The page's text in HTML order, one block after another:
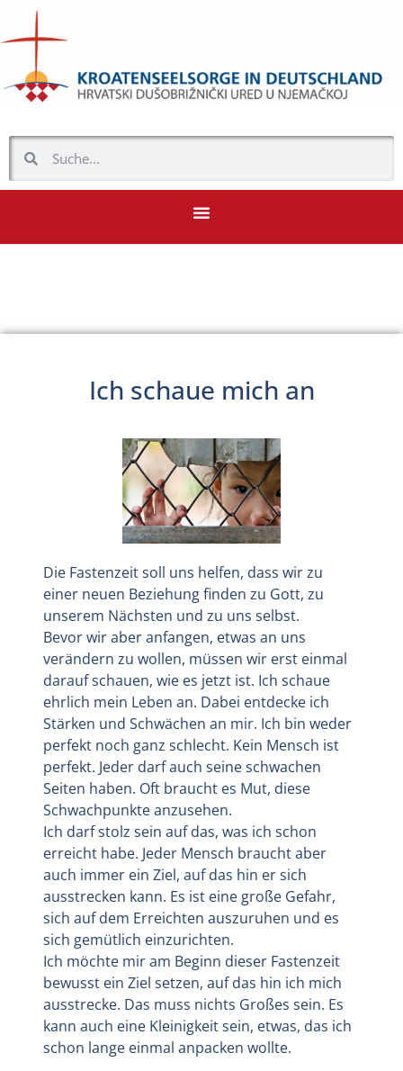
Ich schaue mich an
Die Fastenzeit soll uns helfen, dass wir zu
einer neuen Beziehung finden zu Gott, zu
unserem Nächsten und zu uns selbst.
Bevor wir aber anfangen, etwas an uns
verändern zu wollen, müssen wir erst einmal
darauf schauen, wie es jetzt ist. Ich schaue
ehrlich mein Leben an. Dabei entdecke ich
Stärken und Schwächen an mir. Ich bin weder
perfekt noch ganz schlecht. Kein Mensch ist
perfekt. Jeder darf auch seine schwachen
Seiten haben. Oft braucht es Mut, diese
Schwachpunkte anzusehen.
Ich darf stolz sein auf das, was ich schon
erreicht habe. Jeder Mensch braucht aber
auch immer ein Ziel, auf das hin er sich
ausstrecken kann. Es ist eine große Gefahr,
sich auf dem Erreichten auszuruhen und es
sich gemütlich einzurichten.
Ich möchte mir am Beginn dieser Fastenzeit
bewusst ein Ziel setzen, auf das hin ich mich
ausstrecke. Das muss nichts Großes sein. Es
kann auch eine Kleinigkeit sein, etwas, das ich
schon lange einmal anpacken wollte.